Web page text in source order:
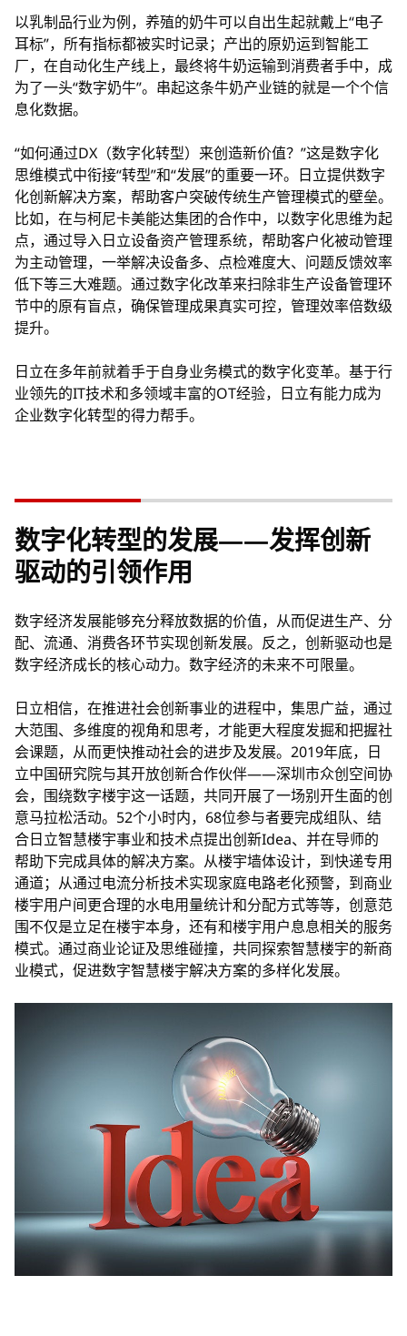
以乳制品行业为例，养殖的奶牛可以自出生起就戴上“电子
耳标”，所有指标都被实时记录；产出的原奶运到智能工
厂，在自动化生产线上，最终将牛奶运输到消费者手中，成
为了一头“数字奶牛”。串起这条牛奶产业链的就是一个个信
息化数据。
“如何通过DX（数字化转型）来创造新价值？”这是数字化
思维模式中衔接“转型”和“发展”的重要一环。日立提供数字
化创新解决方案，帮助客户突破传统生产管理模式的壁垒。
比如，在与柯尼卡美能达集团的合作中，以数字化思维为起
点，通过导入日立设备资产管理系统，帮助客户化被动管理
为主动管理，一举解决设备多、点检难度大、问题反馈效率
低下等三大难题。通过数字化改革来扫除非生产设备管理环
节中的原有盲点，确保管理成果真实可控，管理效率倍数级
提升。
日立在多年前就着手于自身业务模式的数字化变革。基于行
业领先的IT技术和多领域丰富的OT经验，日立有能力成为
企业数字化转型的得力帮手。
数字化转型的发展——发挥创新
驱动的引领作用
数字经济发展能够充分释放数据的价值，从而促进生产、分
配、流通、消费各环节实现创新发展。反之，创新驱动也是
数字经济成长的核心动力。数字经济的未来不可限量。
日立相信，在推进社会创新事业的进程中，集思广益，通过
大范围、多维度的视角和思考，才能更大程度发掘和把握社
会课题，从而更快推动社会的进步及发展。2019年底，日
立中国研究院与其开放创新合作伙伴——深圳市众创空间协
会，围绕数字楼宇这一话题，共同开展了一场别开生面的创
意马拉松活动。52个小时内，68位参与者要完成组队、结
合日立智慧楼宇事业和技术点提出创新Idea、并在导师的
帮助下完成具体的解决方案。从楼宇墙体设计，到快递专用
通道；从通过电流分析技术实现家庭电路老化预警，到商业
楼宇用户间更合理的水电用量统计和分配方式等等，创意范
围不仅是立足在楼宇本身，还有和楼宇用户息息相关的服务
模式。通过商业论证及思维碰撞，共同探索智慧楼宇的新商
业模式，促进数字智慧楼宇解决方案的多样化发展。